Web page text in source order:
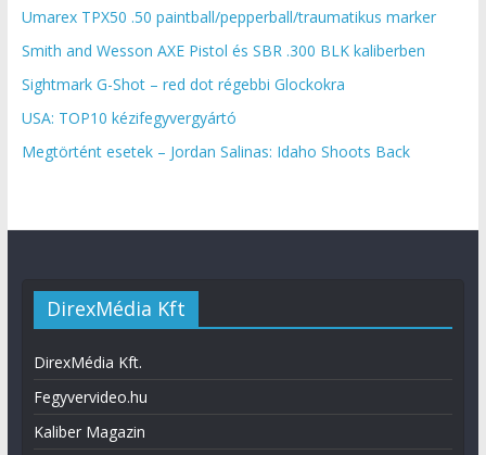
Umarex TPX50 .50 paintball/pepperball/traumatikus marker
Smith and Wesson AXE Pistol és SBR .300 BLK kaliberben
Sightmark G-Shot – red dot régebbi Glockokra
USA: TOP10 kézifegyvergyártó
Megtörtént esetek – Jordan Salinas: Idaho Shoots Back
DirexMédia Kft
DirexMédia Kft.
Fegyvervideo.hu
Kaliber Magazin